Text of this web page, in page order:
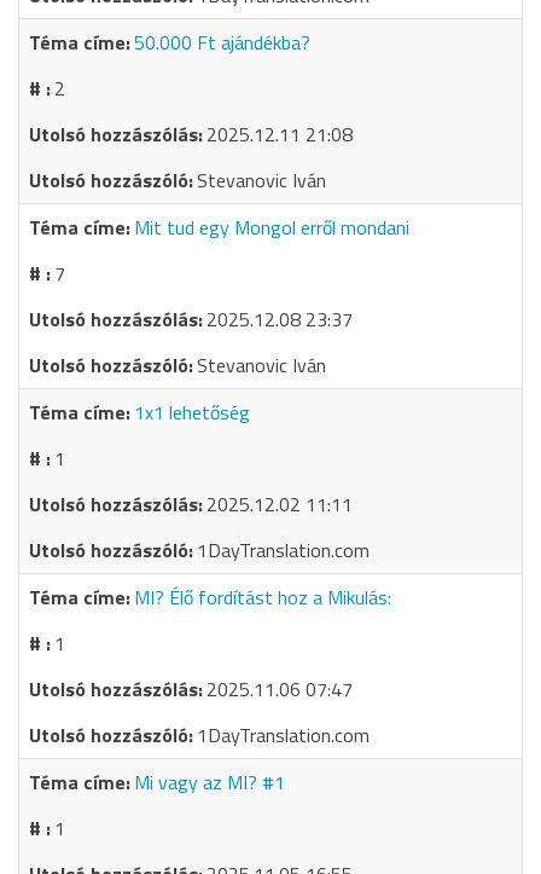
50.000 Ft ajándékba?
2
2025.12.11 21:08
Stevanovic Iván
Mit tud egy Mongol erről mondani
7
2025.12.08 23:37
Stevanovic Iván
1x1 lehetőség
1
2025.12.02 11:11
1DayTranslation.com
MI? Élő fordítást hoz a Mikulás:
1
2025.11.06 07:47
1DayTranslation.com
Mi vagy az MI? #1
1